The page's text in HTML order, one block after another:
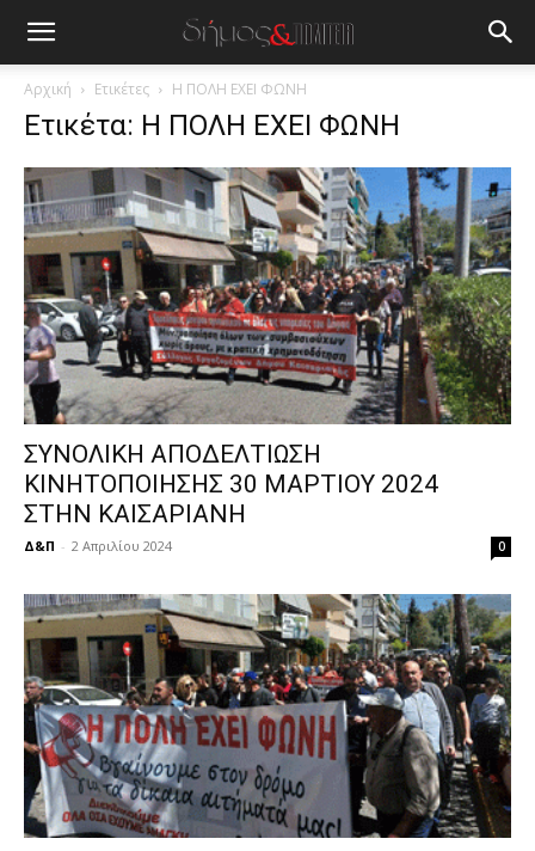
lesbians
very
hot
cam
show. desi
xxx
brandi
lyons
teaches
you
meaning
pain.
pornhun
Αρχική Ετικέτες Η ΠΟΛΗ ΕΧΕΙ ΦΩΝΗ
Ετικέτα: Η ΠΟΛΗ ΕΧΕΙ ΦΩΝΗ
ΣΥΝΟΛΙΚΗ ΑΠΟΔΕΛΤΙΩΣΗ
ΚΙΝΗΤΟΠΟΙΗΣΗΣ 30 ΜΑΡΤΙΟΥ 2024
ΣΤΗΝ ΚΑΙΣΑΡΙΑΝΗ
Δ&Π - 2 Απριλίου 2024 0